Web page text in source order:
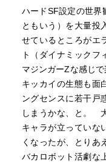
ハードSF設定の世界
ともいう）を大量投
せているところがエ
ト（ダイナミックフ
マジンガーZな感じ
キッカイの生態も面
ングセンスに若干戸
しまうかな、と。
キャラが立っていな
くなったが、とり
バカロボット活劇な